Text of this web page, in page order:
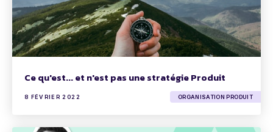
Ce qu'est... et n'est pas une stratégie Produit
8 FÉVRIER 2022 ORGANISATION PRODUIT